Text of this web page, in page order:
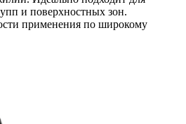
и поверхностных зон.
применения по широкому